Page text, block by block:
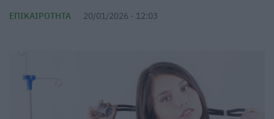
ΕΠΙΚΑΙΡΌΤΗΤΑ 20/01/2026 - 12:03